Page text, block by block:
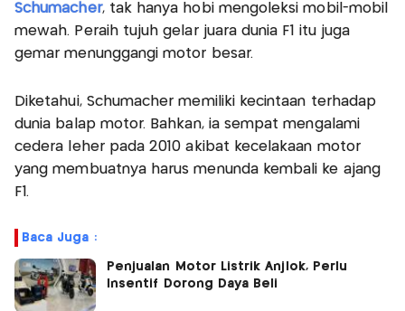
Schumacher, tak hanya hobi mengoleksi mobil-mobil
mewah. Peraih tujuh gelar juara dunia F1 itu juga
gemar menunggangi motor besar.
Diketahui, Schumacher memiliki kecintaan terhadap
dunia balap motor. Bahkan, ia sempat mengalami
cedera leher pada 2010 akibat kecelakaan motor
yang membuatnya harus menunda kembali ke ajang
F1.
Baca Juga :
Penjualan Motor Listrik Anjlok, Perlu
Insentif Dorong Daya Beli